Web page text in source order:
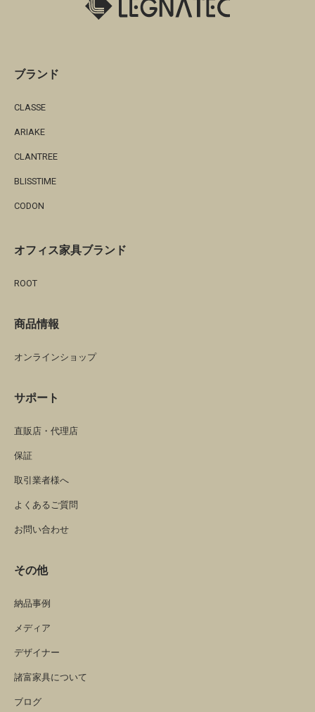
ブランド
CLASSE
ARIAKE
CLANTREE
BLISSTIME
CODON
オフィス家具ブランド
ROOT
商品情報
オンラインショップ
サポート
直販店・代理店
保証
取引業者様へ
よくあるご質問
お問い合わせ
その他
納品事例
メディア
デザイナー
諸富家具について
ブログ